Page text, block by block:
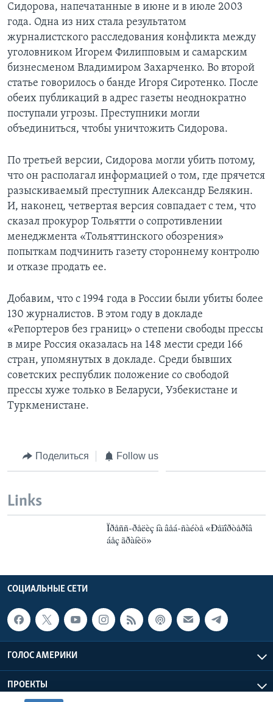
Сидорова, напечатанные в июне и в июле 2003
года. Одна из них стала результатом
журналистского расследования конфликта между
уголовником Игорем Филипповым и самарским
бизнесменом Владимиром Захарченко. Во второй
статье говорилось о банде Игоря Сиротенко. После
обеих публикаций в адрес газеты неоднократно
поступали угрозы. Преступники могли
объединиться, чтобы уничтожить Сидорова.
По третьей версии, Сидорова могли убить потому,
что он располагал информацией о том, где прячется
разыскиваемый преступник Александр Белякин.
И, наконец, четвертая версия совпадает с тем, что
сказал прокурор Тольятти о сопротивлении
менеджмента «Тольяттинского обозрения»
попыткам подчинить газету стороннему контролю
и отказе продать ее.
Добавим, что с 1994 года в России были убиты более
130 журналистов. В этом году в докладе
«Репортеров без границ» о степени свободы прессы
в мире Россия оказалась на 148 мести среди 166
стран, упомянутых в докладе. Среди бывших
советских республик положение со свободой
прессы хуже только в Беларуси, Узбекистане и
Туркменистане.
Поделиться Follow us
Links
Ïðåññ-ðåëèç íà âåá-ñàéòå «Ðåïîðòåðîâ
áåç ãðàíèö»
СОЦИАЛЬНЫЕ СЕТИ
ГОЛОС АМЕРИКИ
ПРОЕКТЫ